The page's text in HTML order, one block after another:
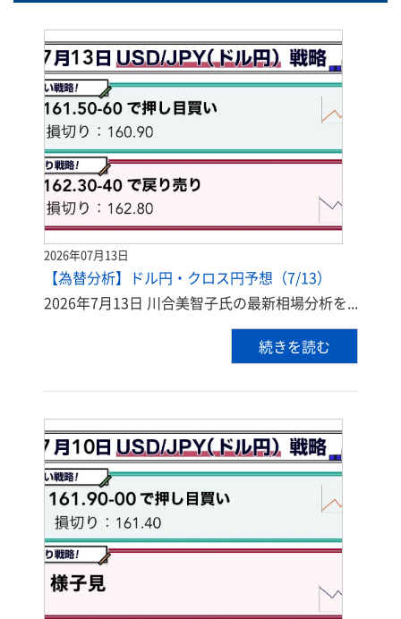
2026年07月13日
【為替分析】ドル円・クロス円予想（7/13）
2026年7月13日 川合美智子氏の最新相場分析を...
続きを読む